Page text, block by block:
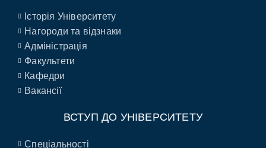
Історія Університету
Нагороди та відзнаки
Адміністрація
Факультети
Кафедри
Вакансії
ВСТУП ДО УНІВЕРСИТЕТУ
Спеціальності